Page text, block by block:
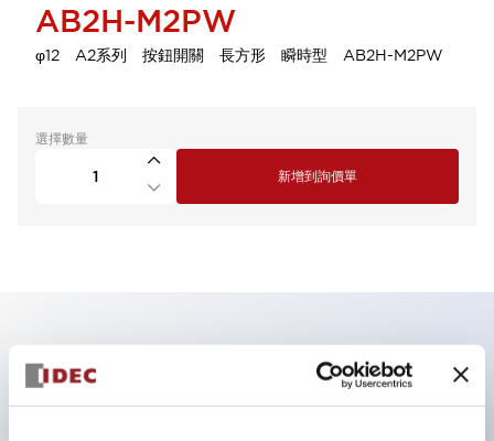
AB2H-M2PW
φ12 A2系列 按鈕開關 長方形 瞬時型 AB2H-M2PW
選擇數量
新增到詢價單
主要特點